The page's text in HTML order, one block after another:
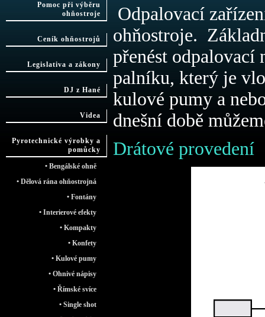
Pomoc při výběru
ohňostroje
Ceník ohňostrojů
Legislativa a zákony
DJ z Hané
Videa
Pyrotechnické výrobky a
pomůcky
• Bengálské ohně
• Dělová rána ohňostrojná
• Fontány
• Interierové efekty
• Kompakty
• Konfety
• Kulové pumy
• Ohnivé nápisy
• Římské svíce
• Single shot
Odpalovací
ohňostroje.
přenést odpalovací
palníku, který je
kulové pumy a
dnešní době
Drátové provedení